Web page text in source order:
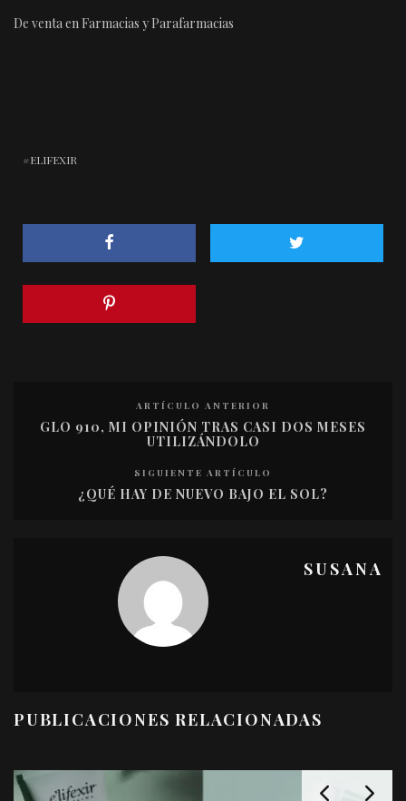
De venta en Farmacias y Parafarmacias
ELIFEXIR
ARTÍCULO ANTERIOR
GLO 910, MI OPINIÓN TRAS CASI DOS MESES
UTILIZÁNDOLO
SIGUIENTE ARTÍCULO
¿QUÉ HAY DE NUEVO BAJO EL SOL?
SUSANA
PUBLICACIONES RELACIONADAS